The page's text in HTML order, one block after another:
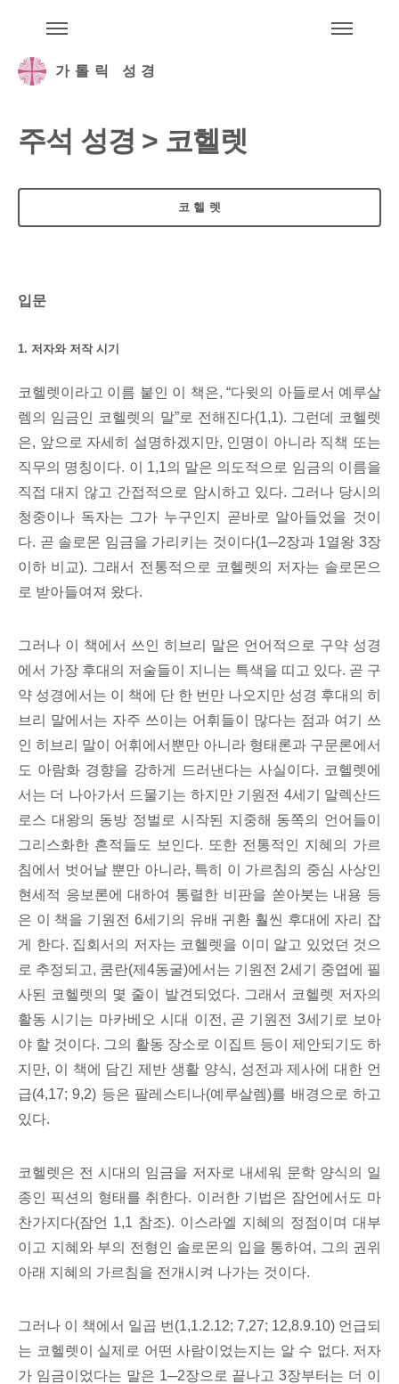
가톨릭 성경
주석 성경 > 코헬렛
코헬렛
입문
1. 저자와 저작 시기
코헬렛이라고 이름 붙인 이 책은, “다윗의 아들로서 예루살
렘의 임금인 코헬렛의 말”로 전해진다(1,1). 그런데 코헬렛
은, 앞으로 자세히 설명하겠지만, 인명이 아니라 직책 또는
직무의 명칭이다. 이 1,1의 말은 의도적으로 임금의 이름을
직접 대지 않고 간접적으로 암시하고 있다. 그러나 당시의
청중이나 독자는 그가 누구인지 곧바로 알아들었을 것이
다. 곧 솔로몬 임금을 가리키는 것이다(1─2장과 1열왕 3장
이하 비교). 그래서 전통적으로 코헬렛의 저자는 솔로몬으
로 받아들여져 왔다.
그러나 이 책에서 쓰인 히브리 말은 언어적으로 구약 성경
에서 가장 후대의 저술들이 지니는 특색을 띠고 있다. 곧 구
약 성경에서는 이 책에 단 한 번만 나오지만 성경 후대의 히
브리 말에서는 자주 쓰이는 어휘들이 많다는 점과 여기 쓰
인 히브리 말이 어휘에서뿐만 아니라 형태론과 구문론에서
도 아람화 경향을 강하게 드러낸다는 사실이다. 코헬렛에
서는 더 나아가서 드물기는 하지만 기원전 4세기 알렉산드
로스 대왕의 동방 정벌로 시작된 지중해 동쪽의 언어들이
그리스화한 흔적들도 보인다. 또한 전통적인 지혜의 가르
침에서 벗어날 뿐만 아니라, 특히 이 가르침의 중심 사상인
현세적 응보론에 대하여 통렬한 비판을 쏟아붓는 내용 등
은 이 책을 기원전 6세기의 유배 귀환 훨씬 후대에 자리 잡
게 한다. 집회서의 저자는 코헬렛을 이미 알고 있었던 것으
로 추정되고, 쿰란(제4동굴)에서는 기원전 2세기 중엽에 필
사된 코헬렛의 몇 줄이 발견되었다. 그래서 코헬렛 저자의
활동 시기는 마카베오 시대 이전, 곧 기원전 3세기로 보아
야 할 것이다. 그의 활동 장소로 이집트 등이 제안되기도 하
지만, 이 책에 담긴 제반 생활 양식, 성전과 제사에 대한 언
급(4,17; 9,2) 등은 팔레스티나(예루살렘)를 배경으로 하고
있다.
코헬렛은 전 시대의 임금을 저자로 내세워 문학 양식의 일
종인 픽션의 형태를 취한다. 이러한 기법은 잠언에서도 마
찬가지다(잠언 1,1 참조). 이스라엘 지혜의 정점이며 대부
이고 지혜와 부의 전형인 솔로몬의 입을 통하여, 그의 권위
아래 지혜의 가르침을 전개시켜 나가는 것이다.
그러나 이 책에서 일곱 번(1,1.2.12; 7,27; 12,8.9.10) 언급되
는 코헬렛이 실제로 어떤 사람이었는지는 알 수 없다. 저자
가 임금이었다는 말은 1─2장으로 끝나고 3장부터는 더 이